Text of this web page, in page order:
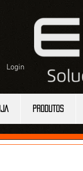
Login
PRODUTOS